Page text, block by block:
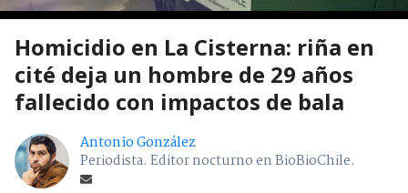
Homicidio en La Cisterna: riña en
cité deja un hombre de 29 años
fallecido con impactos de bala
Antonio González
Periodista. Editor nocturno en BioBioChile.